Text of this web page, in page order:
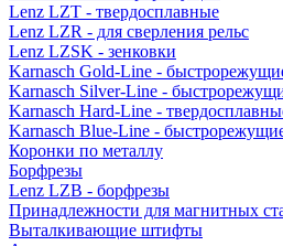
Lenz LZT - твердосплавные
Lenz LZR - для сверления рельс
Lenz LZSK - зенковки
Karnasch Gold-Line -
Karnasch Silver-Line -
Karnasch Hard-Line -
Karnasch Blue-Line -
Коронки по металлу
Борфрезы
Lenz LZB - борфрезы
Принадлежности для магнитных
Выталкивающие штифты